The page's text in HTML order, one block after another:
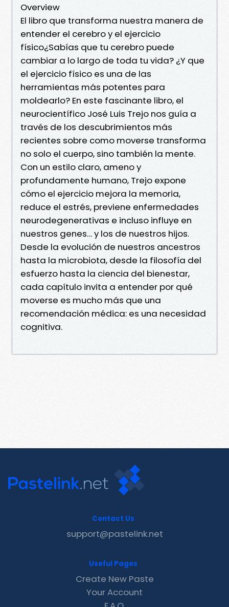
Overview
El libro que transforma nuestra manera de
entender el cerebro y el ejercicio
físico¿Sabías que tu cerebro puede
cambiar a lo largo de toda tu vida? ¿Y que
el ejercicio físico es una de las
herramientas más potentes para
moldearlo? En este fascinante libro, el
neurocientífico José Luis Trejo nos guía a
través de los descubrimientos más
recientes sobre como moverse transforma
no solo el cuerpo, sino también la mente.
Con un estilo claro, ameno y
profundamente humano, Trejo expone
cómo el ejercicio mejora la memoria,
reduce el estrés, previene enfermedades
neurodegenerativas e incluso influye en
nuestros genes… y los de nuestros hijos.
Desde la evolución de nuestros ancestros
hasta la microbiota, desde la filosofía del
esfuerzo hasta la ciencia del bienestar,
cada capítulo invita a entender por qué
moverse es mucho más que una
recomendación médica: es una necesidad
cognitiva.
Contact Us
support@pastelink.net
Useful Pages
Create New Paste
Your Account